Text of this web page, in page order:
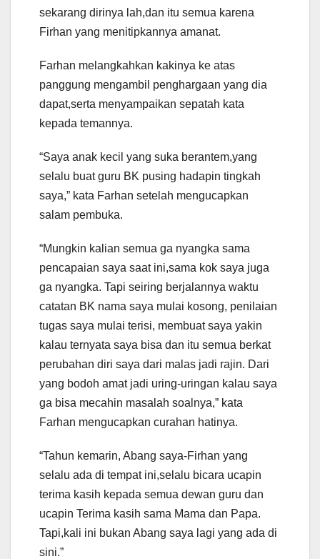
sekarang dirinya lah,dan itu semua karena
Firhan yang menitipkannya amanat.
Farhan melangkahkan kakinya ke atas
panggung mengambil penghargaan yang dia
dapat,serta menyampaikan sepatah kata
kepada temannya.
“Saya anak kecil yang suka berantem,yang
selalu buat guru BK pusing hadapin tingkah
saya,” kata Farhan setelah mengucapkan
salam pembuka.
“Mungkin kalian semua ga nyangka sama
pencapaian saya saat ini,sama kok saya juga
ga nyangka. Tapi seiring berjalannya waktu
catatan BK nama saya mulai kosong, penilaian
tugas saya mulai terisi, membuat saya yakin
kalau ternyata saya bisa dan itu semua berkat
perubahan diri saya dari malas jadi rajin. Dari
yang bodoh amat jadi uring-uringan kalau saya
ga bisa mecahin masalah soalnya,” kata
Farhan mengucapkan curahan hatinya.
“Tahun kemarin, Abang saya-Firhan yang
selalu ada di tempat ini,selalu bicara ucapin
terima kasih kepada semua dewan guru dan
ucapin Terima kasih sama Mama dan Papa.
Tapi,kali ini bukan Abang saya lagi yang ada di
sini.”